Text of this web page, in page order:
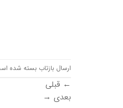
ارسال بازتاب بسته شده
← قبلی
بعدی →